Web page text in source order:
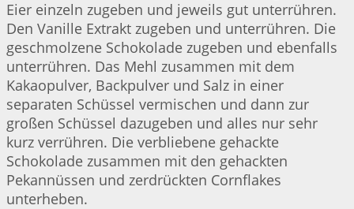
Eier einzeln zugeben und jeweils gut unterrühren.
Den Vanille Extrakt zugeben und unterrühren. Die
geschmolzene Schokolade zugeben und ebenfalls
unterrühren. Das Mehl zusammen mit dem
Kakaopulver, Backpulver und Salz in einer
separaten Schüssel vermischen und dann zur
großen Schüssel dazugeben und alles nur sehr
kurz verrühren. Die verbliebene gehackte
Schokolade zusammen mit den gehackten
Pekannüssen und zerdrückten Cornflakes
unterheben.